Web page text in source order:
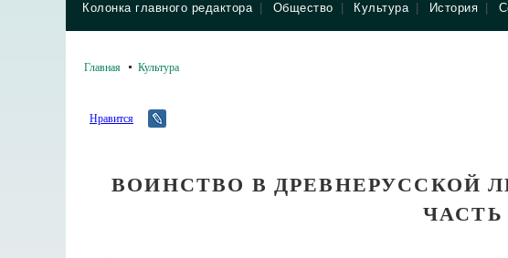
Колонка главного редактора Общество Культура История
Главная Культура
Нравится
ВОИНСТВО В ДРЕВНЕРУССКОЙ
ЧАСТЬ